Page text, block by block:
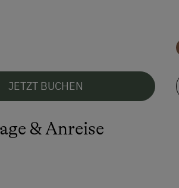
JETZT BUCHEN
& Anreise